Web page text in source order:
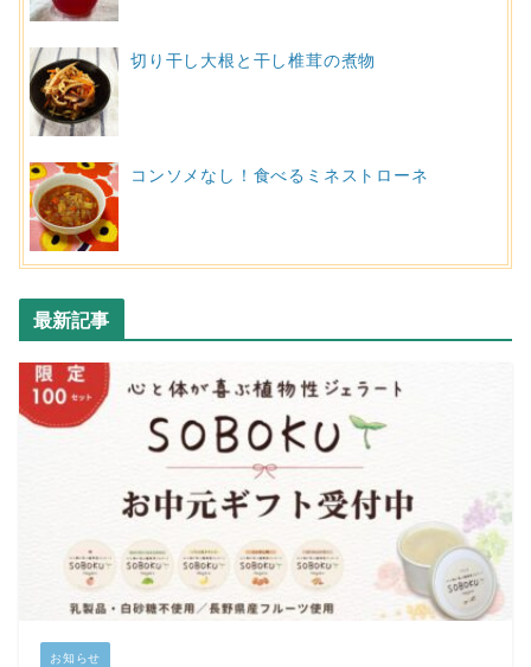
切り干し大根と干し椎茸の煮物
コンソメなし！食べるミネストローネ
最新記事
お知らせ